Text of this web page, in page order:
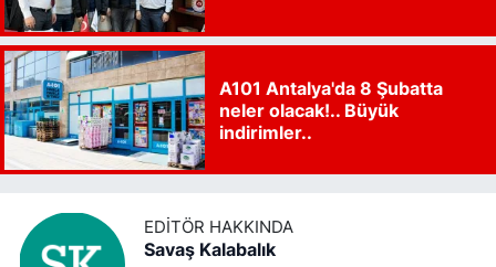
A101 Antalya'da 8 Şubatta
neler olacak!.. Büyük
indirimler..
EDITÖR HAKKINDA
Savaş Kalabalık